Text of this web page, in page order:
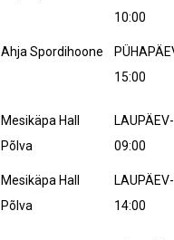
10:00
Ahja Spordihoone
15:00
Mesikäpa Hall
Põlva
09:00
Mesikäpa Hall
Põlva
14:00